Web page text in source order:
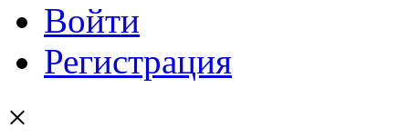
Войти
Регистрация
×